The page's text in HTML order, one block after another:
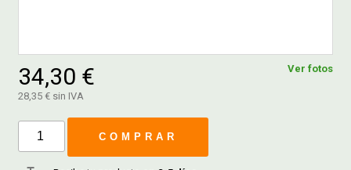
Ver fotos
34,30 €
28,35 € sin IVA
COMPRAR